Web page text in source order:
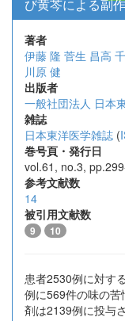
び黄芩による副
著者
伊藤 隆 菅生 昌高
川原 健
出版者
一般社団法人 日本
雑誌
日本東洋医学雑誌 (
巻号頁・発行日
vol.61, no.3,
参考文献数
14
被引用文献数
9 10
患者2530例に対す
例に569件の味の
剤は2139例に投与